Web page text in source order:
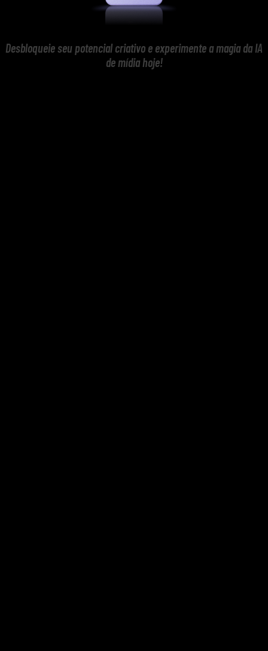
Desbloqueie seu potencial criativo e experimente a magia da IA
de mídia hoje!